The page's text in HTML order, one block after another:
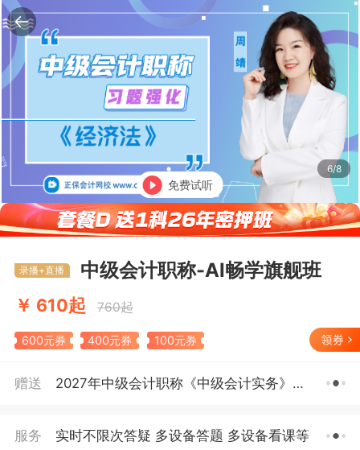
免费试听
7/8
录播+直播 中级会计职称-AI畅学旗舰班
￥ 610起 760起
600元券 400元券 100元券
赠送 2027年中级会计职称《中级会计实务》分录大全电子书等4个赠品
服务 实时不限次答疑 多设备答题 多设备看课等